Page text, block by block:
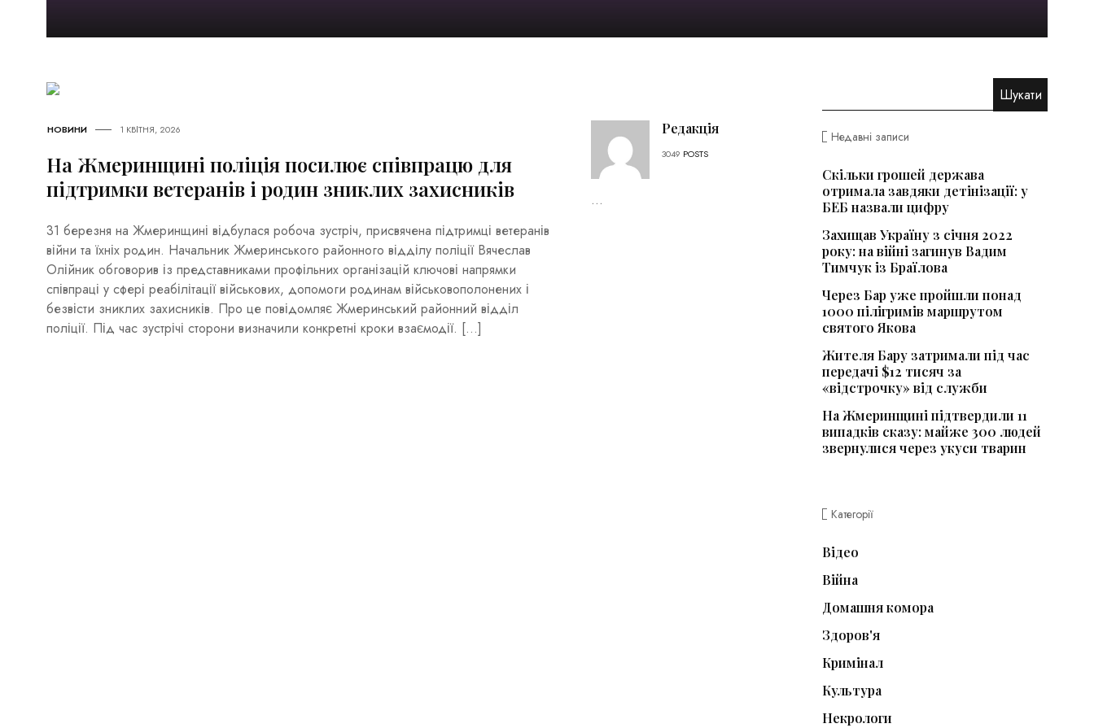
НОВИНИ 1 КВІТНЯ, 2026
На Жмеринщині поліція посилює співпрацю для
підтримки ветеранів і родин зниклих захисників
31 березня на Жмеринщині відбулася робоча зустріч, присвячена підтримці ветеранів
війни та їхніх родин. Начальник Жмеринського районного відділу поліції Вячеслав
Олійник обговорив із представниками профільних організацій ключові напрямки
співпраці у сфері реабілітації військових, допомоги родинам військовополонених і
безвісти зниклих захисників. Про це повідомляє Жмеринський районний відділ
поліції. Під час зустрічі сторони визначили конкретні кроки взаємодії. […]
Редакція
3049 POSTS
...
Недавні записи
Скільки грошей держава
отримала завдяки детінізації: у
БЕБ назвали цифру
Захищав Україну з січня 2022
року: на війні загинув Вадим
Тимчук із Браїлова
Через Бар уже пройшли понад
1000 пілігримів маршрутом
святого Якова
Жителя Бару затримали під час
передачі $12 тисяч за
«відстрочку» від служби
На Жмеринщині підтвердили 11
випадків сказу: майже 300 людей
звернулися через укуси тварин
Категорії
Відео
Війна
Домашня комора
Здоров'я
Кримінал
Культура
Некрологи